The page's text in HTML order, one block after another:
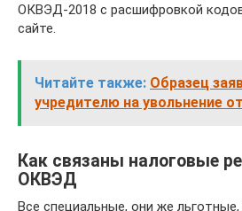
ОКВЭД-2018 с расшифровкой
сайте.
Читайте также: Образец
учредителю на увольнение
Как связаны налоговые
ОКВЭД
Все специальные, они же